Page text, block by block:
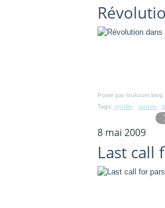
Posté par loukoum
Tags: myrtille viande
8 mai 2009
Last call